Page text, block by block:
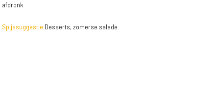
afdronk
Spijssuggestie Desserts, zomerse salade